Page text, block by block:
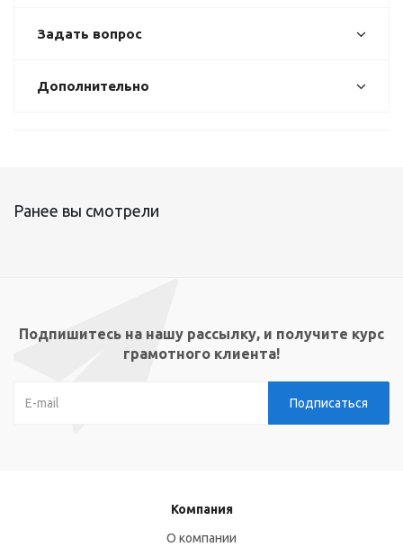
Задать вопрос
Дополнительно
Ранее вы смотрели
Подпишитесь на нашу рассылку, и получите курс
грамотного клиента!
Компания
О компании